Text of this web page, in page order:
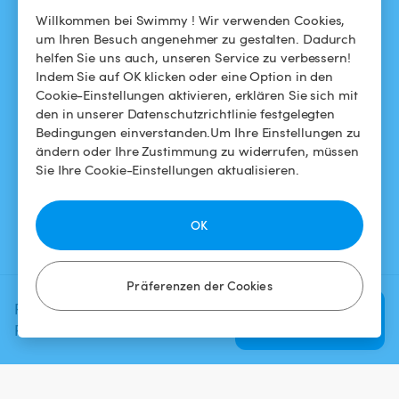
Willkommen bei Swimmy ! Wir verwenden Cookies,
um Ihren Besuch angenehmer zu gestalten. Dadurch
helfen Sie uns auch, unseren Service zu verbessern!
Indem Sie auf OK klicken oder eine Option in den
Cookie-Einstellungen aktivieren, erklären Sie sich mit
den in unserer Datenschutzrichtlinie festgelegten
Bedingungen einverstanden.Um Ihre Einstellungen zu
ändern oder Ihre Zustimmung zu widerrufen, müssen
Sie Ihre Cookie-Einstellungen aktualisieren.
Präferenzen der Cookies
OK
Planen Sie Ihr nächstes
Poolerlebnis
Verfügbarkeit
Das Swimmy-Abenteuer Meinen Pool vermieten
So funktioniert's
HILFE
Helpdesk
Allgemeine
Datenschutzbestimmungen
Impressums
FOLGEN SIE UNS
Facebook
Instagram